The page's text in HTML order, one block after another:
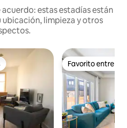
acuerdo: estas estadías están
ubicación, limpieza y otros
Favorito entre
Favorito entre